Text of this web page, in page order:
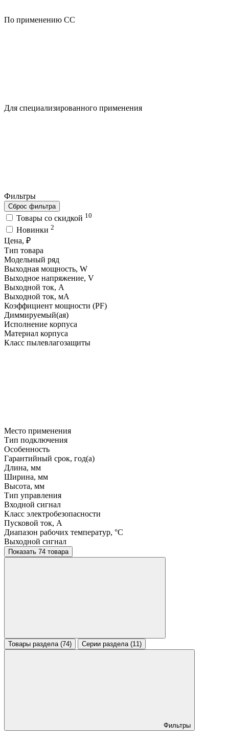
По применению CC
Для специализированного применения
Фильтры
Сброс фильтра
Товары со скидкой 10
Новинки 2
Цена, ₽
Тип товара
Модельный ряд
Выходная мощность, W
Выходное напряжение, V
Выходной ток, A
Выходной ток, мA
Коэффициент мощности (PF)
Диммируемый(ая)
Исполнение корпуса
Материал корпуса
Класс пылевлагозащиты
Место применения
Тип подключения
Особенность
Гарантийный срок, год(а)
Длина, мм
Ширина, мм
Высота, мм
Тип управления
Входной сигнал
Класс электробезопасности
Пусковой ток, A
Диапазон рабочих температур, °C
Выходной сигнал
Показать 74 товара
Товары раздела (74) Серии раздела (11)
Фильтры